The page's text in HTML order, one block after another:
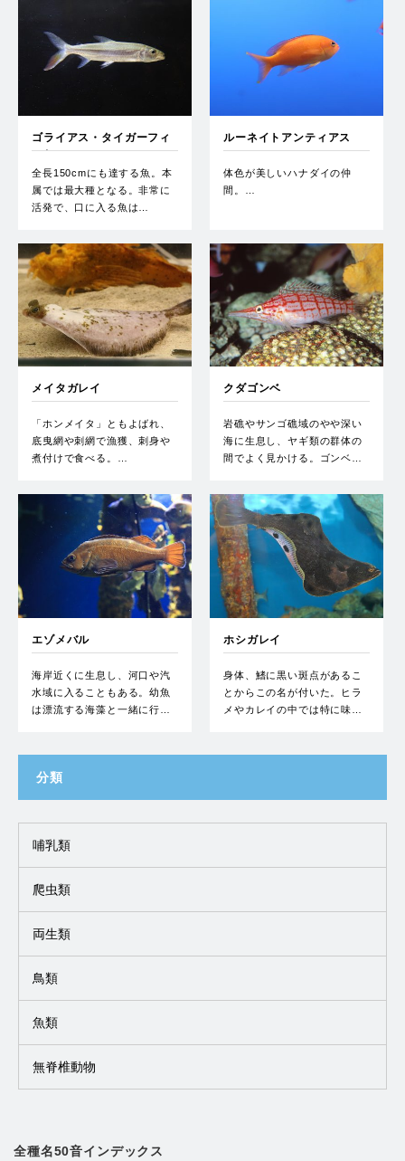
ゴライアス・タイガーフィ
ッシュ
全長150cmにも達する魚。本
属では最大種となる。非常に
活発で、口に入る魚は…
ルーネイトアンティアス
体色が美しいハナダイの仲
間。…
メイタガレイ
「ホンメイタ」ともよばれ、
底曳網や刺網で漁獲、刺身や
煮付けで食べる。…
クダゴンベ
岩礁やサンゴ礁域のやや深い
海に生息し、ヤギ類の群体の
間でよく見かける。ゴンベ…
エゾメバル
海岸近くに生息し、河口や汽
水域に入ることもある。幼魚
は漂流する海藻と一緒に行…
ホシガレイ
身体、鰭に黒い斑点があるこ
とからこの名が付いた。ヒラ
メやカレイの中では特に味…
分類
哺乳類
爬虫類
両生類
鳥類
魚類
無脊椎動物
全種名50音インデックス